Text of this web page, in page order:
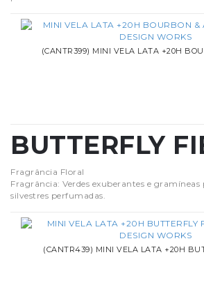
(CANTR399) MINI VELA LATA +20H
BUTTERFLY
Fragrância Floral
Fragrância: Verdes exuberantes e
silvestres perfumadas.
(CANTR439) MINI VELA LATA +20H